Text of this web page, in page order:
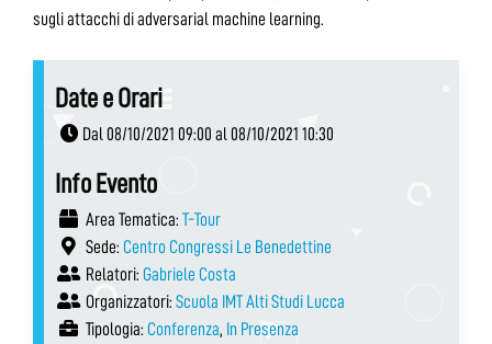
sugli attacchi di adversarial machine learning.
Date e Orari
Dal 08/10/2021 09:00 al 08/10/2021 10:30
Info Evento
Area Tematica: T-Tour
Sede: Centro Congressi Le Benedettine
Relatori: Gabriele Costa
Organizzatori: Scuola IMT Alti Studi Lucca
Tipologia: Conferenza, In Presenza